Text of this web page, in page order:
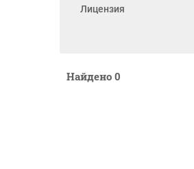
Лицензия
Найдено 0